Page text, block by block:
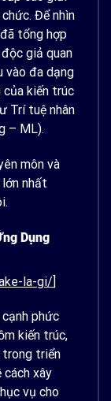
Để nhìn
tổng hợp
giả quan
vào đa dạng
kiến trúc
Trí tuệ nhân
– ML).
môn và
nhất
Dụng
la-gi/]
phức
kiến trúc,
trong triển
cách xây
vụ cho